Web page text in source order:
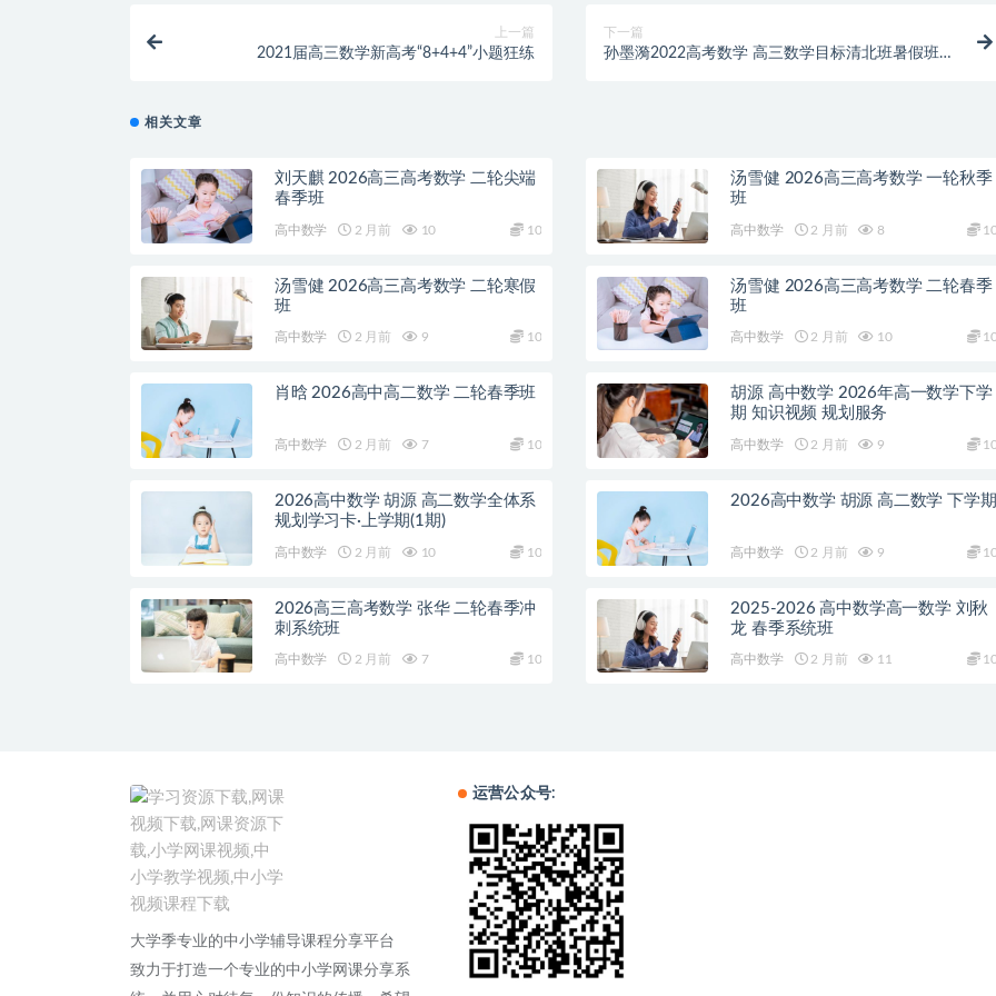
上一篇
2021届高三数学新高考“8+4+4”小题狂练
下一篇
孙墨漪2022高考数学 高三数学目标清北班暑假班
相关文章
刘天麒 2026高三高考数学 二轮尖端
春季班
高中数学 2 月前 10 10
汤雪健 2026高三高考数学 一轮秋季
班
高中数学 2 月前 8
汤雪健 2026高三高考数学 二轮寒假
班
高中数学 2 月前 9 10
汤雪健 2026高三高考数学 二轮春季
班
高中数学 2 月前 10
肖晗 2026高中高二数学 二轮春季班
高中数学 2 月前 7 10
胡源 高中数学 2026年高一数学下学
期 知识视频 规划服务
高中数学 2 月前 9
2026高中数学 胡源 高二数学全体系
规划学习卡·上学期(1期)
高中数学 2 月前 10 10
2026高中数学 胡源 高二数学 下学期
高中数学 2 月前 9
2026高三高考数学 张华 二轮春季冲
刺系统班
高中数学 2 月前 7 10
2025-2026 高中数学高一数学 刘秋
龙 春季系统班
高中数学 2 月前 11
大学季专业的中小学辅导课程分享平台
致力于打造一个专业的中小学网课分享系
运营公众号: